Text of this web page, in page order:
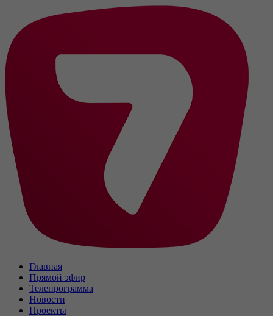
Главная
Прямой эфир
Телепрограмма
Новости
Проекты